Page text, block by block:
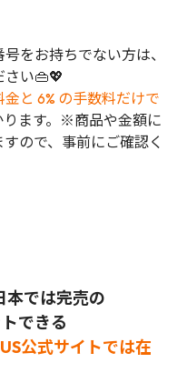
をお持ちでない方は、
さい👜💖
と 6% の手数料だけで
ます。※商品や金額に
ので、事前にご確認く
では完売の
できる
公式サイトでは在